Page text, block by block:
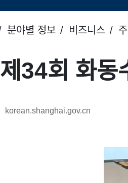
분야별 정보 비즈니스
제34회 화동
korean.shanghai.gov.cn